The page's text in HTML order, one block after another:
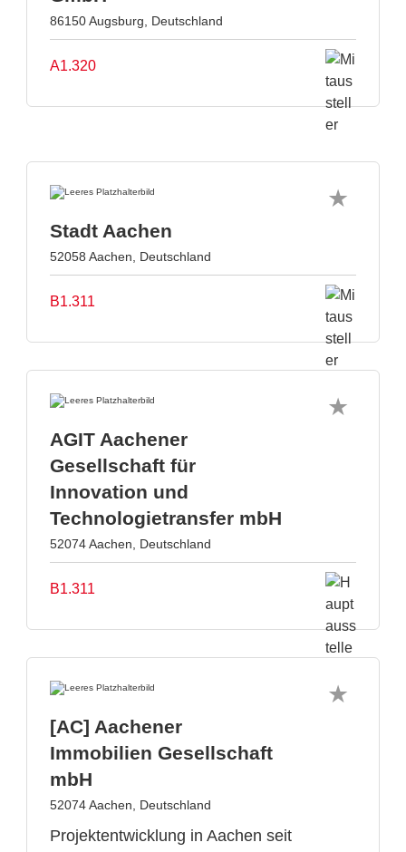
86150 Augsburg, Deutschland
A1.320
Stadt Aachen
52058 Aachen, Deutschland
B1.311
AGIT Aachener
Gesellschaft für
Innovation und
Technologietransfer mbH
52074 Aachen, Deutschland
B1.311
[AC] Aachener
Immobilien Gesellschaft
mbH
52074 Aachen, Deutschland
Projektentwicklung in Aachen seit